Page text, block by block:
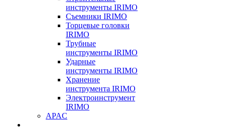
инструменты IRIMO
Съемники IRIMO
Торцевые головки
IRIMO
Трубные
инструменты IRIMO
Ударные
инструменты IRIMO
Хранение
инструмента IRIMO
Электроинструмент
IRIMO
APAC